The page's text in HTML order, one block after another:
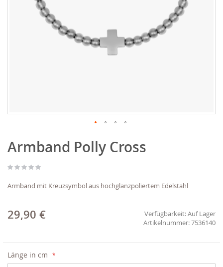
Anfang
der
springen
Armband Polly Cross
Armband mit Kreuzsymbol aus hochglanzpoliertem Edelstahl
29,90 € Verfügbarkeit:Auf Lager
7536140
Länge in cm